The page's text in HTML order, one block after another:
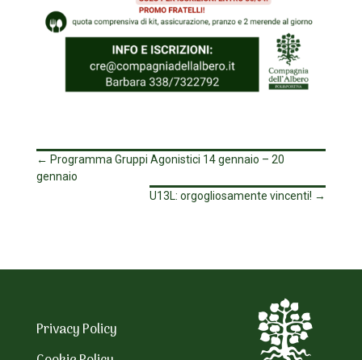
← Programma Gruppi Agonistici 14 gennaio – 20
gennaio
U13L: orgogliosamente vincenti! →
Privacy Policy